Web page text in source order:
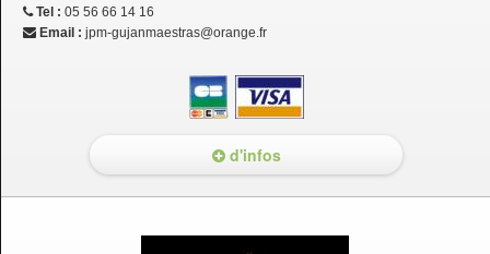
Tel : 05 56 66 14 16
Email : jpm-gujanmaestras@orange.fr
d'infos